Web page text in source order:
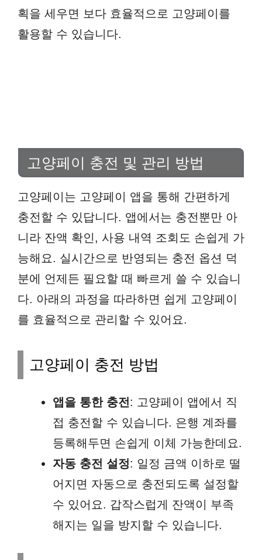
획을 세우면 보다 효율적으로 고양페이를
활용할 수 있습니다.
고양페이 충전 및 관리 방법
고양페이는 고양페이 앱을 통해 간편하게
충전할 수 있답니다. 앱에서는 충전뿐만 아
니라 잔액 확인, 사용 내역 조회도 손쉽게 가
능해요. 실시간으로 반영되는 충전 옵션 덕
분에 언제든 필요할 때 빠르게 쓸 수 있습니
다. 아래의 과정을 따라하면 쉽게 고양페이
를 효율적으로 관리할 수 있어요.
고양페이 충전 방법
앱을 통한 충전: 고양페이 앱에서 직
접 충전할 수 있습니다. 은행 계좌를
등록해두면 손쉽게 이체 가능한데요.
자동 충전 설정: 일정 금액 이하로 떨
어지면 자동으로 충전되도록 설정할
수 있어요. 갑작스럽게 잔액이 부족
해지는 일을 방지할 수 있습니다.